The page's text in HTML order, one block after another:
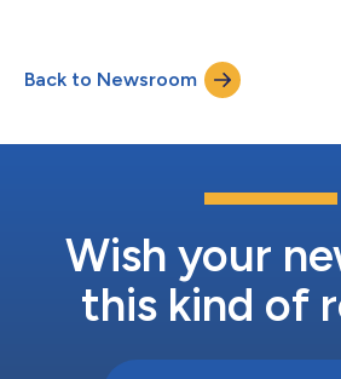
l'automatisation d'entreprise.
communautaire vérifié et partenaire n8n,
Back to Newsroom
Wish your
this kind of